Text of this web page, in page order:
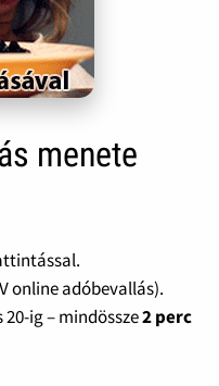
menete
online adóbevallás).
ig – mindössze2 perc